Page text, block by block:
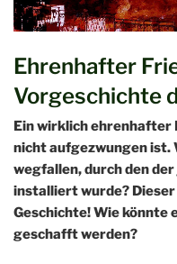
Ehrenhafter
Vorgeschichte
Ein wirklich ehrenhafter
nicht aufgezwungen ist.
wegfallen, durch den
installiert wurde?
Geschichte! Wie könnte
geschafft werden?